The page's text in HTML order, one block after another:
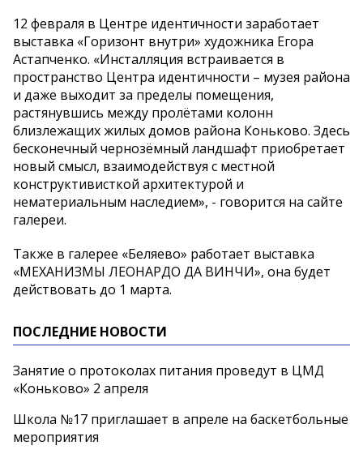
12 февраля в Центре идентичности заработает
выставка «Горизонт внутри» художника Егора
Астапченко. «Инсталляция встраивается в
пространство Центра идентичности – музея района
и даже выходит за пределы помещения,
растянувшись между пролётами колонн
близлежащих жилых домов района Коньково. Здесь
бесконечный чернозёмный ландшафт приобретает
новый смысл, взаимодействуя с местной
конструктивисткой архитектурой и
нематериальным наследием», - говорится на сайте
галереи.
Также в галерее «Беляево» работает выставка
«МЕХАНИЗМЫ ЛЕОНАРДО ДА ВИНЧИ», она будет
действовать до 1 марта.
ПОСЛЕДНИЕ НОВОСТИ
Занятие о протоколах питания проведут в ЦМД
«Коньково» 2 апреля
Школа №17 приглашает в апреле на баскетбольные
мероприятия